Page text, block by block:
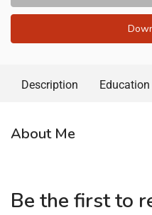
Description Education
About Me
Be the first to